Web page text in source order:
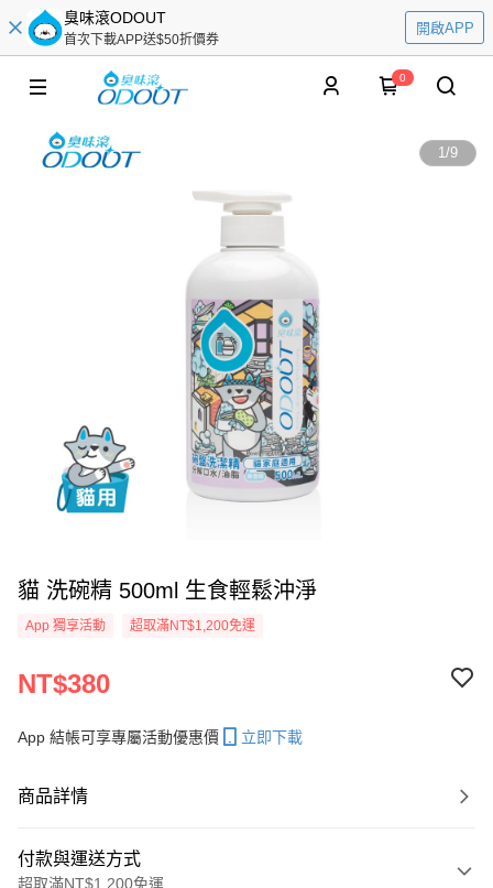
臭味滾ODOUT
首次下載APP送$50折價券
開啟APP
0
1/9
貓 洗碗精 500ml 生食輕鬆沖淨
App 獨享活動 超取滿NT$1,200免運
NT$380
App 結帳可享專屬活動優惠價 立即下載
商品詳情
付款與運送方式
超取滿NT$1,200免運